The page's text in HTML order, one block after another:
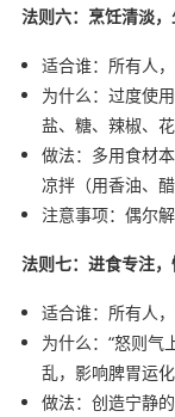
法则六：烹饪清淡，
适合谁：所有人
为什么：过度使
盐、糖、辣椒、
做法：多用食材
凉拌（用香油、醋
注意事项：偶尔
法则七：进食专注，
适合谁：所有人
为什么：“怒则气
乱，影响脾胃运化
做法：创造宁静